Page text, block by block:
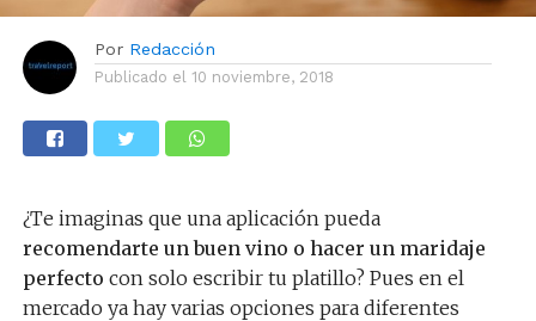
Por Redacción
Publicado el 10 noviembre, 2018
¿Te imaginas que una aplicación pueda
recomendarte un buen vino o hacer un maridaje
perfecto con solo escribir tu platillo? Pues en el
mercado ya hay varias opciones para diferentes